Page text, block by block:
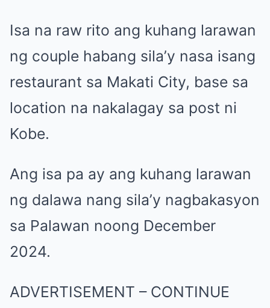
Isa na raw rito ang kuhang larawan
ng couple habang sila’y nasa isang
restaurant sa Makati City, base sa
location na nakalagay sa post ni
Kobe.
Ang isa pa ay ang kuhang larawan
ng dalawa nang sila’y nagbakasyon
sa Palawan noong December
2024.
ADVERTISEMENT – CONTINUE